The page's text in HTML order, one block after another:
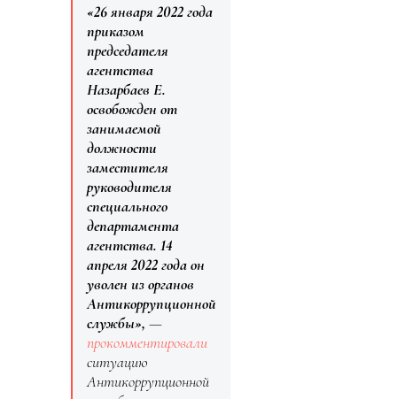
«26 января 2022 года
приказом
председателя
агентства
Назарбаев Е.
освобожден от
занимаемой
должности
заместителя
руководителя
специального
департамента
агентства. 14
апреля 2022 года он
уволен из органов
Антикоррупционной
службы», —
прокомментировали
ситуацию
Антикоррупционной